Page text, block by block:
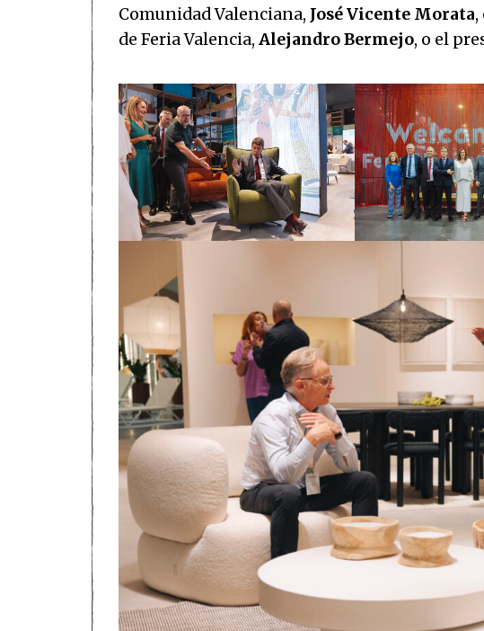
Comunidad Valenciana, José Vicente Morata,
de Feria Valencia, Alejandro Bermejo, o el